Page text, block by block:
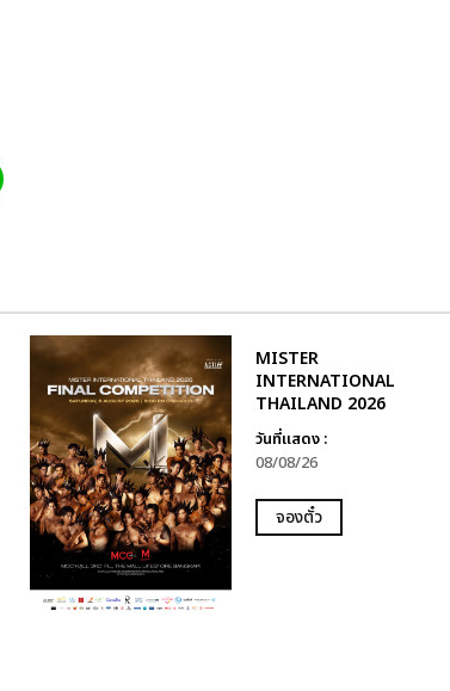
MISTER
INTERNATIONAL
THAILAND 2026
วันที่แสดง :
08/08/26
จองตั๋ว